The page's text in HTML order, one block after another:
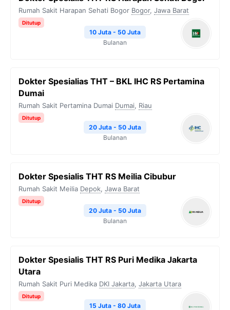
Rumah Sakit Harapan Sehati Bogor Bogor, Jawa Barat
Ditutup
10 Juta - 50 Juta
Bulanan
Dokter Spesialias THT – BKL IHC RS Pertamina
Dumai
Rumah Sakit Pertamina Dumai Dumai, Riau
Ditutup
20 Juta - 50 Juta
Bulanan
Dokter Spesialis THT RS Meilia Cibubur
Rumah Sakit Meilia Depok, Jawa Barat
Ditutup
20 Juta - 50 Juta
Bulanan
Dokter Spesialis THT RS Puri Medika Jakarta
Utara
Rumah Sakit Puri Medika DKI Jakarta, Jakarta Utara
Ditutup
15 Juta - 80 Juta